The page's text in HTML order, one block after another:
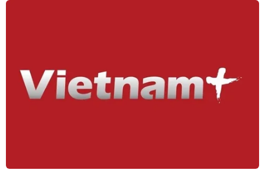
Cảnh báo lũ trên lưu vực sông Thao
tại trạm Yên Bái